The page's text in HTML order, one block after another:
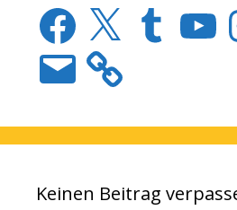
Facebook
X Tumblr
E-
Mail
Keinen Beitrag